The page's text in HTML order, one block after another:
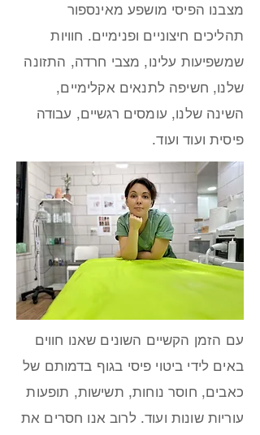
מצבנו הפיסי מושפע מאינספור
תהליכים חיצוניים ופנימיים. חוויות
שמשפיעות עלינו, מצבי חרדה, התזונה
שלנו, חשיפה לתנאים אקלימיים,
השינה שלנו, עומסים רגשיים, עבודה
פיסית ועוד ועוד.
עם הזמן הקשיים השונים שאנו חווים
באים לידי ביטוי פיסי בגוף בדמותם של
כאבים, חוסר נוחות, תשישות, תופעות
עוריות שונות ועוד. לרוב אנו חסרים את